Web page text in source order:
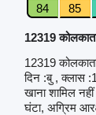
84 85
12319
12319
दिन :बु , क्लास
खाना शामिल
घंटा, अग्रिम